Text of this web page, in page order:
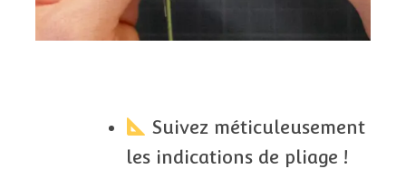
Suivez méticuleusement
les indications de pliage !